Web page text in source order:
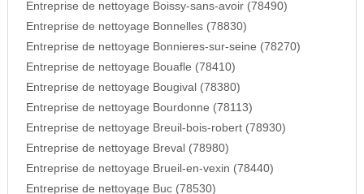
Entreprise de nettoyage Boissy-sans-avoir (78490)
Entreprise de nettoyage Bonnelles (78830)
Entreprise de nettoyage Bonnieres-sur-seine (78270)
Entreprise de nettoyage Bouafle (78410)
Entreprise de nettoyage Bougival (78380)
Entreprise de nettoyage Bourdonne (78113)
Entreprise de nettoyage Breuil-bois-robert (78930)
Entreprise de nettoyage Breval (78980)
Entreprise de nettoyage Brueil-en-vexin (78440)
Entreprise de nettoyage Buc (78530)